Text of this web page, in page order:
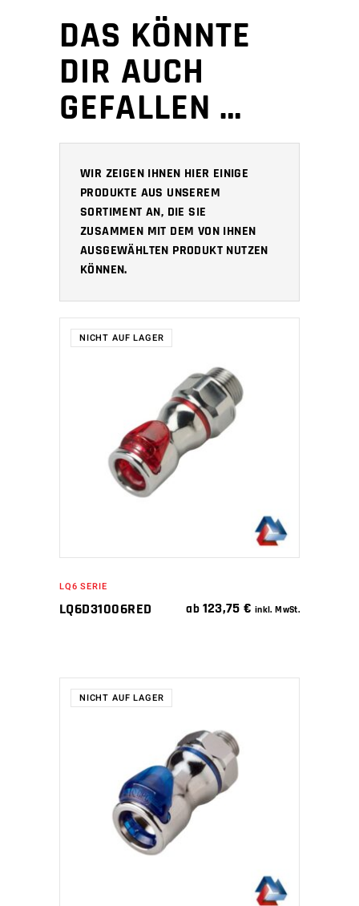
DAS KÖNNTE
DIR AUCH
GEFALLEN …
WIR ZEIGEN IHNEN HIER EINIGE
PRODUKTE AUS UNSEREM
SORTIMENT AN, DIE SIE
ZUSAMMEN MIT DEM VON IHNEN
AUSGEWÄHLTEN PRODUKT NUTZEN
KÖNNEN.
NICHT AUF LAGER
WEITERLESEN
LQ6 SERIE
LQ6D31006RED ab 123,75€ inkl. MwSt.
NICHT AUF LAGER
WEITERLESEN